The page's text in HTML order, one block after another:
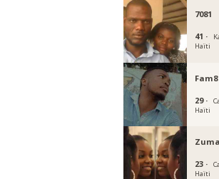
7081
41 ·
Haïti
Fam8
29 ·
Haïti
23 ·
Haïti